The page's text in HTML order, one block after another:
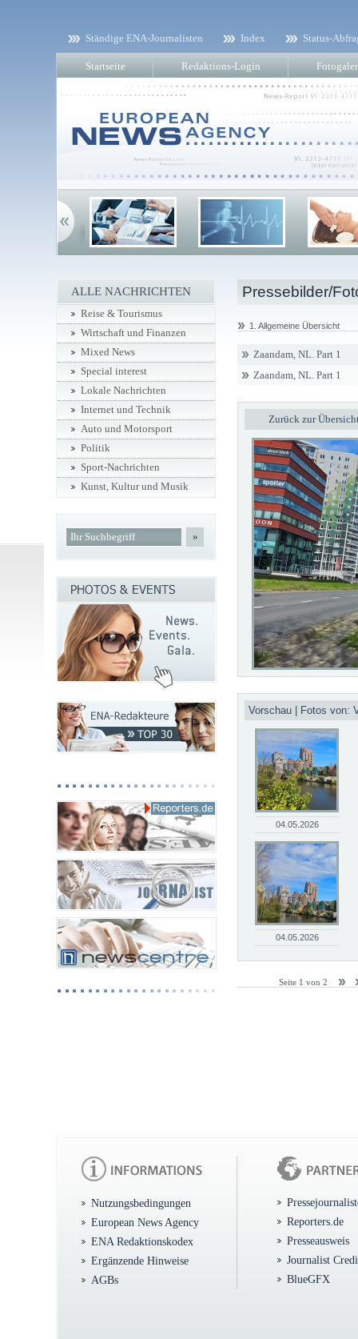
Ständige ENA-Journalisten Index Status-
Startseite Redaktions-Login
Pressebilder/
1. Allgemeine Übersicht
Zaandam, NL. Part 1
Zaandam, NL. Part 1
Zurück zur
Vorschau | Fotos von:
04.05.2026
04.05.2026
Seite 1 von 2
ALLE NACHRICHTEN
Reise & Tourismus
Wirtschaft und Finanzen
Mixed News
Special interest
Lokale Nachrichten
Internet und Technik
Auto und Motorsport
Politik
Sport-Nachrichten
Kunst, Kultur und Musik
»
Nutzungsbedingungen
European News Agency
ENA Redaktionskodex
Ergänzende Hinweise
AGBs
Reporters.de
Presseausweis
Journalist
BlueGFX